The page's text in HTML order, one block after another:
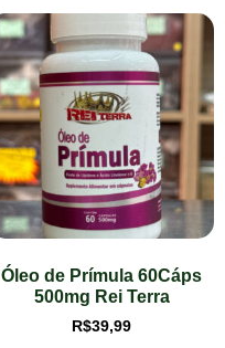
Óleo de Prímula 60Cáps
500mg Rei Terra
R$39,99